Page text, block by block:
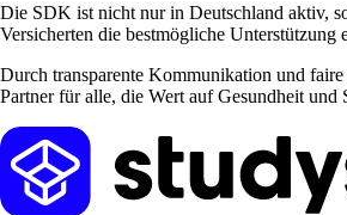
Die SDK ist nicht nur in Deutschland aktiv,
Versicherten die bestmögliche Unterstützung
Durch transparente Kommunikation und
Partner für alle, die Wert auf Gesundheit und